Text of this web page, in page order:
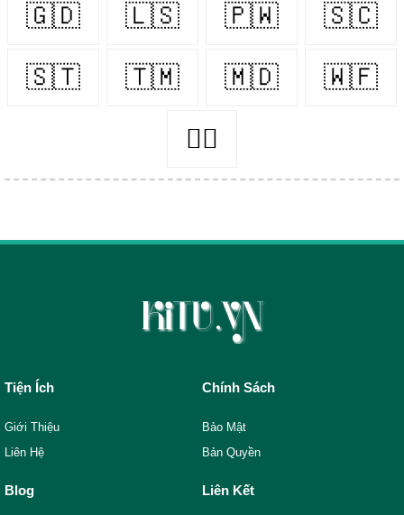
🇬🇩 🇱🇸 🇵🇼 🇸🇨
🇸🇹 🇹🇲 🇲🇩 🇼🇫
👨‍⚖️
Tiện Ích
Giới Thiệu
Liên Hệ
Chính Sách
Bảo Mật
Bản Quyền
Blog Liên Kết